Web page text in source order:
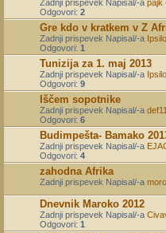
Zadnji prispevek Napisal/-a pajk
Odgovori: 2
Gre kdo v kratkem v Z
Zadnji prispevek Napisal/-a
Odgovori: 1
Tunizija za 1. maj 2013
Zadnji prispevek Napisal/-a
Odgovori: 9
Iščem sopotnike
Zadnji prispevek Napisal/-a
Odgovori: 6
Budimpešta- Bamako
Zadnji prispevek Napisal/-a
Odgovori: 4
zahodna Afrika
Zadnji prispevek Napisal/-a moro
Dnevnik Maroko 2012
Zadnji prispevek Napisal/-a
Odgovori: 1